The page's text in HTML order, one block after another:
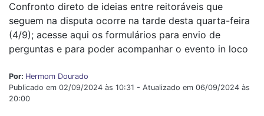
Confronto direto de ideias entre reitoráveis que
seguem na disputa ocorre na tarde desta quarta-feira
(4/9); acesse aqui os formulários para envio de
perguntas e para poder acompanhar o evento in loco
Por: Hermom Dourado
Publicado em 02/09/2024 às 10:31 - Atualizado em 06/09/2024 às
20:00